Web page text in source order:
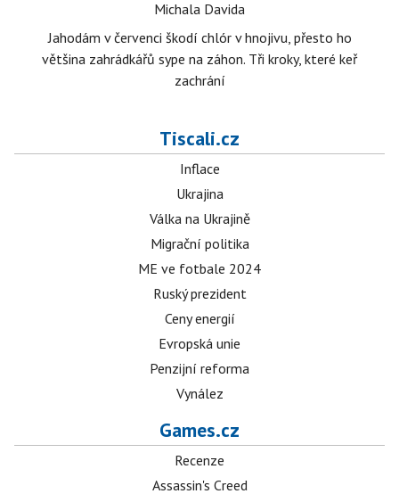
Michala Davida
Jahodám v červenci škodí chlór v hnojivu, přesto ho
většina zahrádkářů sype na záhon. Tři kroky, které keř
zachrání
Tiscali.cz
Inflace
Ukrajina
Válka na Ukrajině
Migrační politika
ME ve fotbale 2024
Ruský prezident
Ceny energií
Evropská unie
Penzijní reforma
Vynález
Games.cz
Recenze
Assassin's Creed